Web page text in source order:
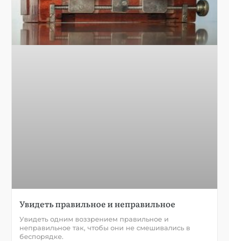
Увидеть правильное и неправильное
Увидеть одним воззрением правильное и
неправильное так, чтобы они не смешивались в
беспорядке.